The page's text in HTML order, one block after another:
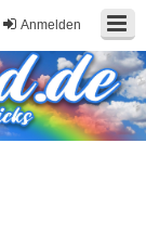
Anmelden